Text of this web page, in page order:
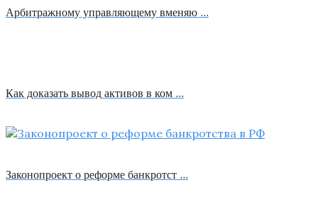
Арбитражному управляющему вменяю …
Как доказать вывод активов в ком …
Законопроект о реформе банкротст …